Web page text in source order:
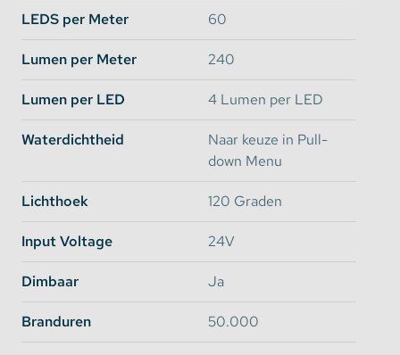
Combinatiesstaan. Hier kiest u gemakkelijk welke
producten u extra nodig heeft naast de ledstrip zelf.
Dit zijn altijd accessoires die geschikt zijn voor de
gekozen ledstrip.
een transformator nodig. De transformator uit deze
combinatie is enkel geschikt voor de geselecteerde
lengte ledstrip. Wilt u meerdere ledstrips aan 1
moeten bestellen.
Opties voor bescherming:
IP65: Spatwaterdicht en
LEDS per Meter 60
Lumen per Meter 240
Lumen per LED 4 Lumen per LED
Waterdichtheid
Naar keuze in Pull-
down Menu
Lichthoek 120 Graden
Input Voltage 24V
Dimbaar Ja
Branduren 50.000